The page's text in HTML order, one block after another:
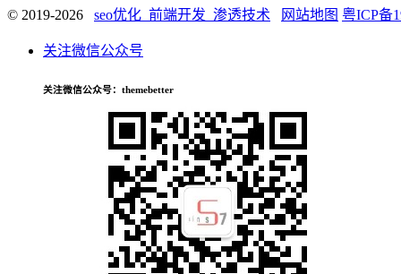
© 2019-2026 seo优化_前端开发_渗透技术 网站地图 粤ICP备
关注微信公众号
关注微信公众号：themebetter